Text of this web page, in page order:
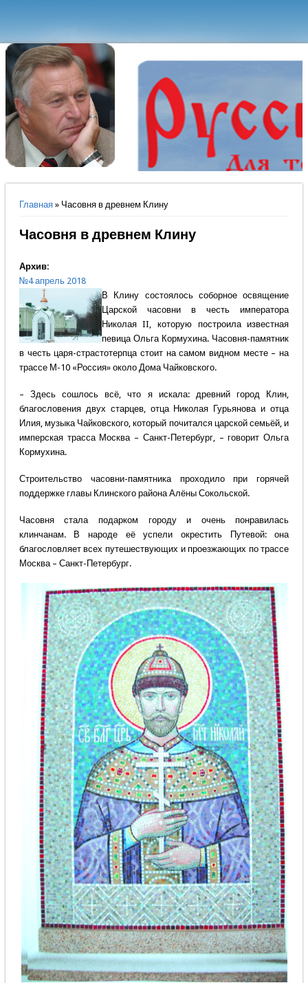
Вы здесь
Главная» Часовня в древнем Клину
Часовня в древнем Клину
Архив:
№4 апрель 2018
В Клину состоялось соборное освящение
Царской часовни в честь императора
Николая II, которую построила известная
певица Ольга Кормухина. Часовня-памятник
в честь царя-страстотерпца стоит на самом видном месте – на
трассе М-10 «Россия» около Дома Чайковского.
– Здесь сошлось всё, что я искала: древний город Клин,
благословения двух старцев, отца Николая Гурьянова и отца
Илия, музыка Чайковского, который почитался царской семьёй, и
имперская трасса Москва – Санкт-Петербург, – говорит Ольга
Кормухина.
Строительство часовни-памятника проходило при горячей
поддержке главы Клинского района Алёны Сокольской.
Часовня стала подарком городу и очень понравилась
клинчанам. В народе её успели окрестить Путевой: она
благословляет всех путешествующих и проезжающих по трассе
Москва – Санкт-Петербург.